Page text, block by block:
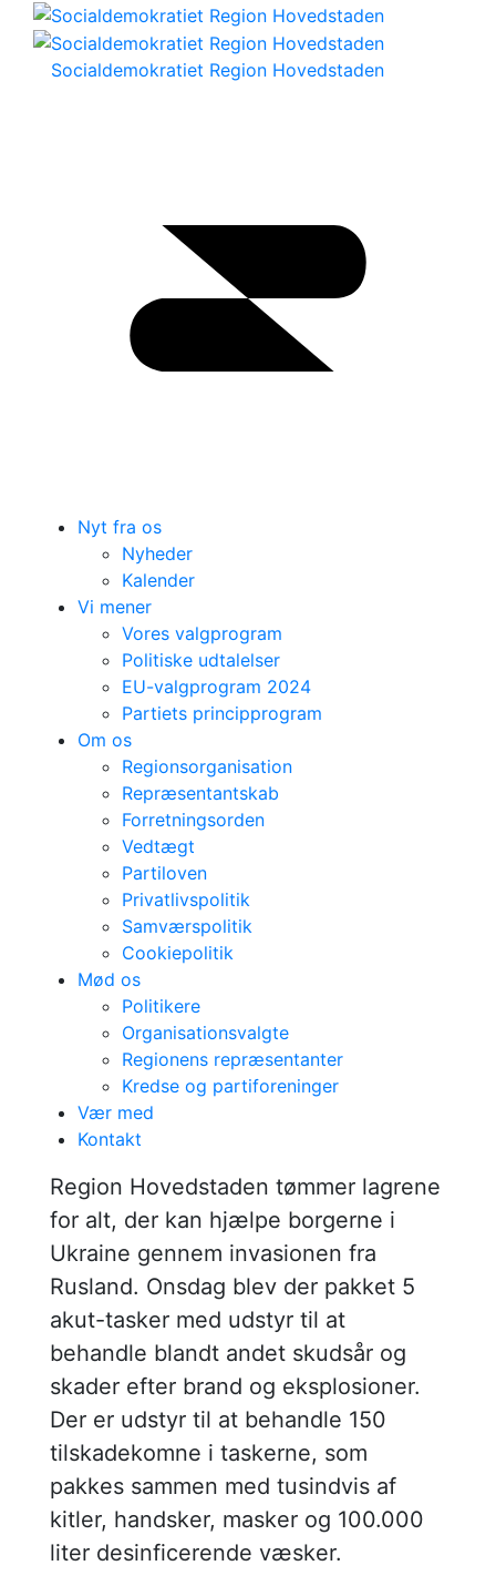
Socialdemokratiet Region Hovedstaden
Nyt fra os
Nyheder
Kalender
Vi mener
Vores valgprogram
Politiske udtalelser
EU-valgprogram 2024
Partiets principprogram
Om os
Regionsorganisation
Repræsentantskab
Forretningsorden
Vedtægt
Partiloven
Privatlivspolitik
Samværspolitik
Cookiepolitik
Mød os
Politikere
Organisationsvalgte
Regionens repræsentanter
Kredse og partiforeninger
Vær med
Kontakt
Region
Hovedstaden
sender lægeudstyr
til sårede ukrainere
​Region Hovedstaden tømmer lagrene
for alt, der kan hjælpe borgerne i
Ukraine gennem invasionen fra
Rusland. Onsdag blev der pakket 5
akut-tasker med udstyr til at
behandle blandt andet skudsår og
skader efter brand og eksplosioner.
Der er udstyr til at behandle 150
tilskadekomne i taskerne, som
pakkes sammen med tusindvis af
kitler, handsker, masker og 100.000
liter desinficerende væsker.